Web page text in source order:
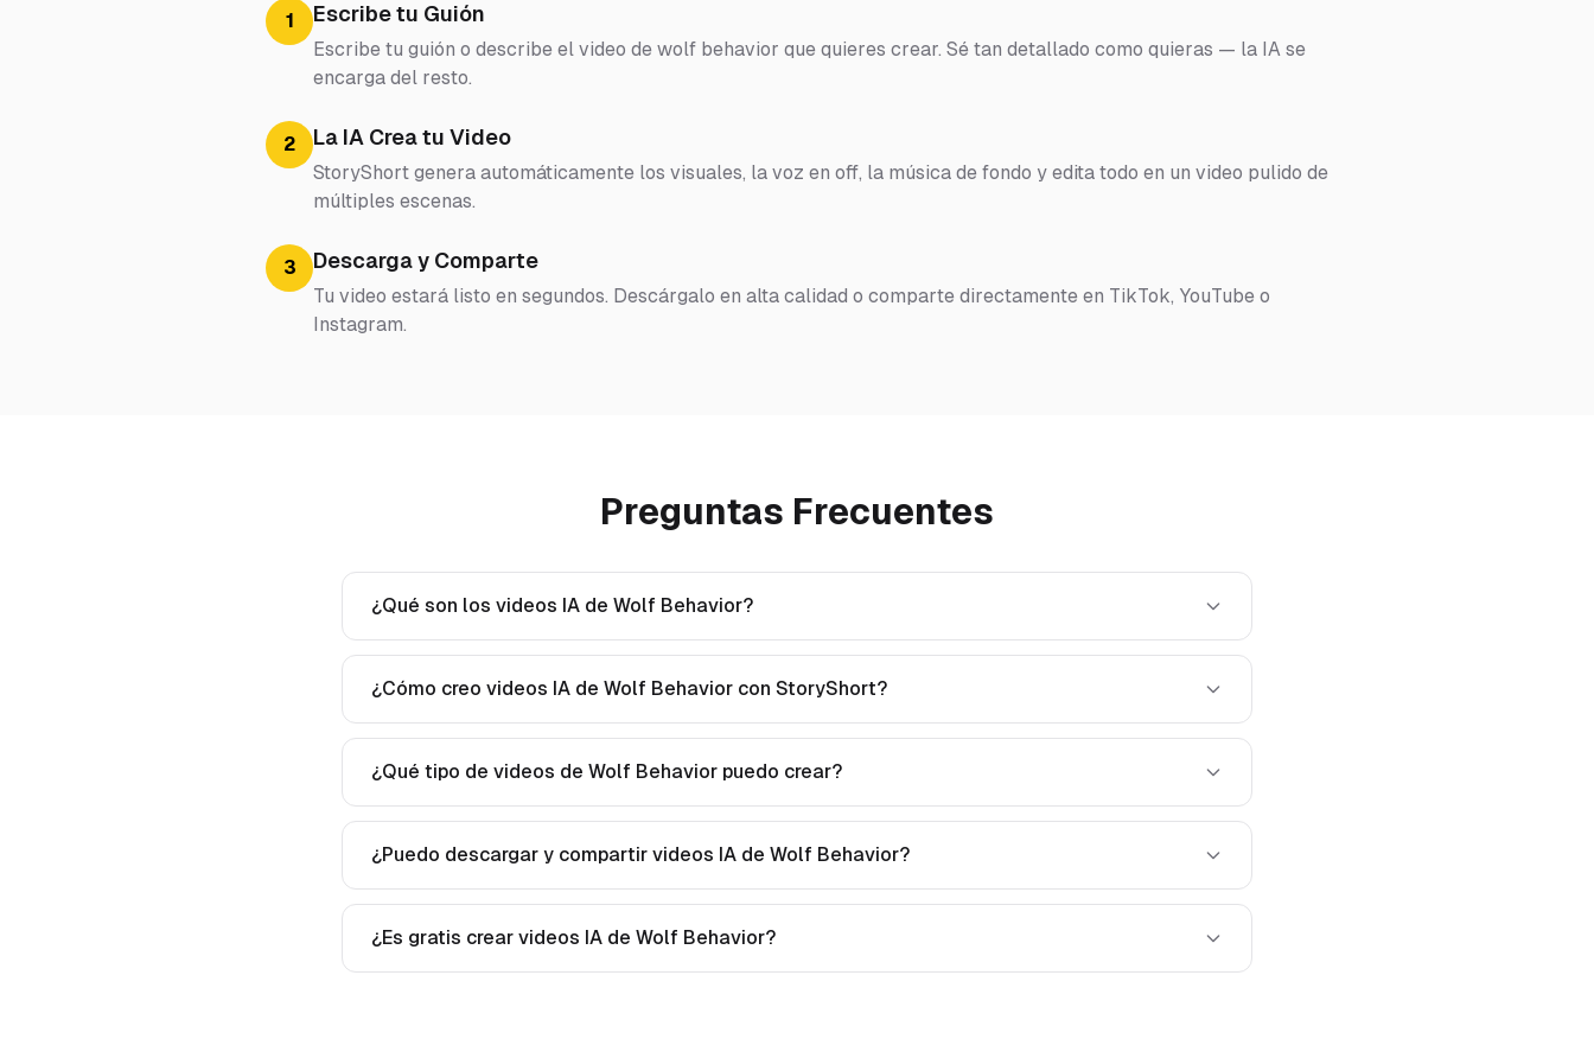
1 Escribe tu Guión
Escribe tu guión o describe el video de wolf behavior que quieres crear. Sé tan detallado como quieras — la IA se
encarga del resto.
2 La IA Crea tu Video
StoryShort genera automáticamente los visuales, la voz en off, la música de fondo y edita todo en un video pulido de
múltiples escenas.
3 Descarga y Comparte
Tu video estará listo en segundos. Descárgalo en alta calidad o comparte directamente en TikTok, YouTube o
Instagram.
Preguntas Frecuentes
¿Qué son los videos IA de Wolf Behavior?
¿Cómo creo videos IA de Wolf Behavior con StoryShort?
¿Qué tipo de videos de Wolf Behavior puedo crear?
¿Puedo descargar y compartir videos IA de Wolf Behavior?
¿Es gratis crear videos IA de Wolf Behavior?